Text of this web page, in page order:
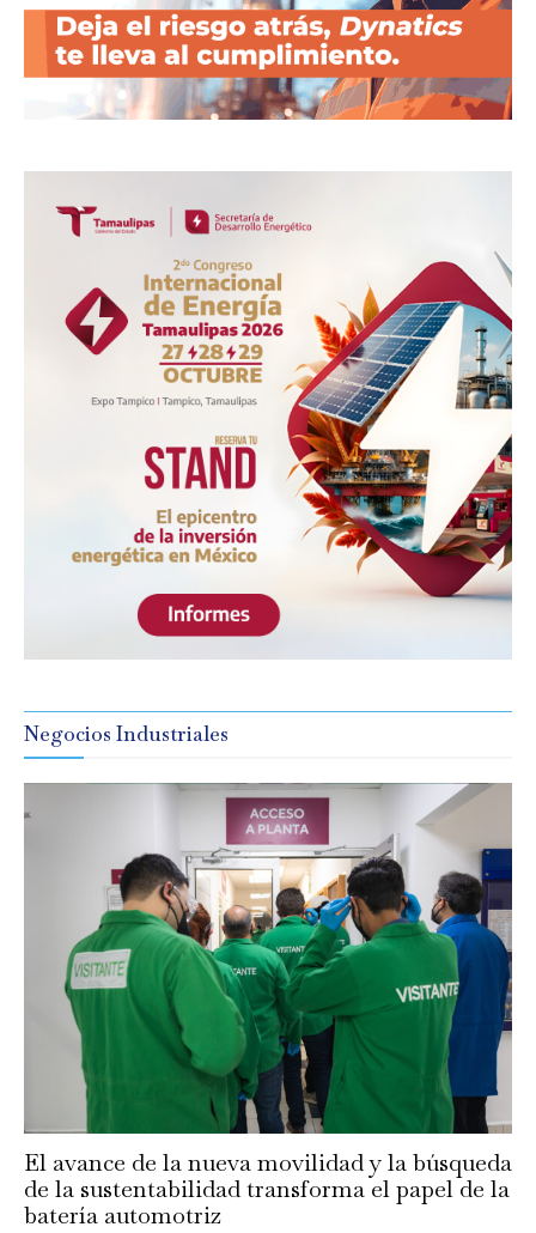
Negocios Industriales
El avance de la nueva movilidad y la búsqueda
de la sustentabilidad transforma el papel de la
batería automotriz